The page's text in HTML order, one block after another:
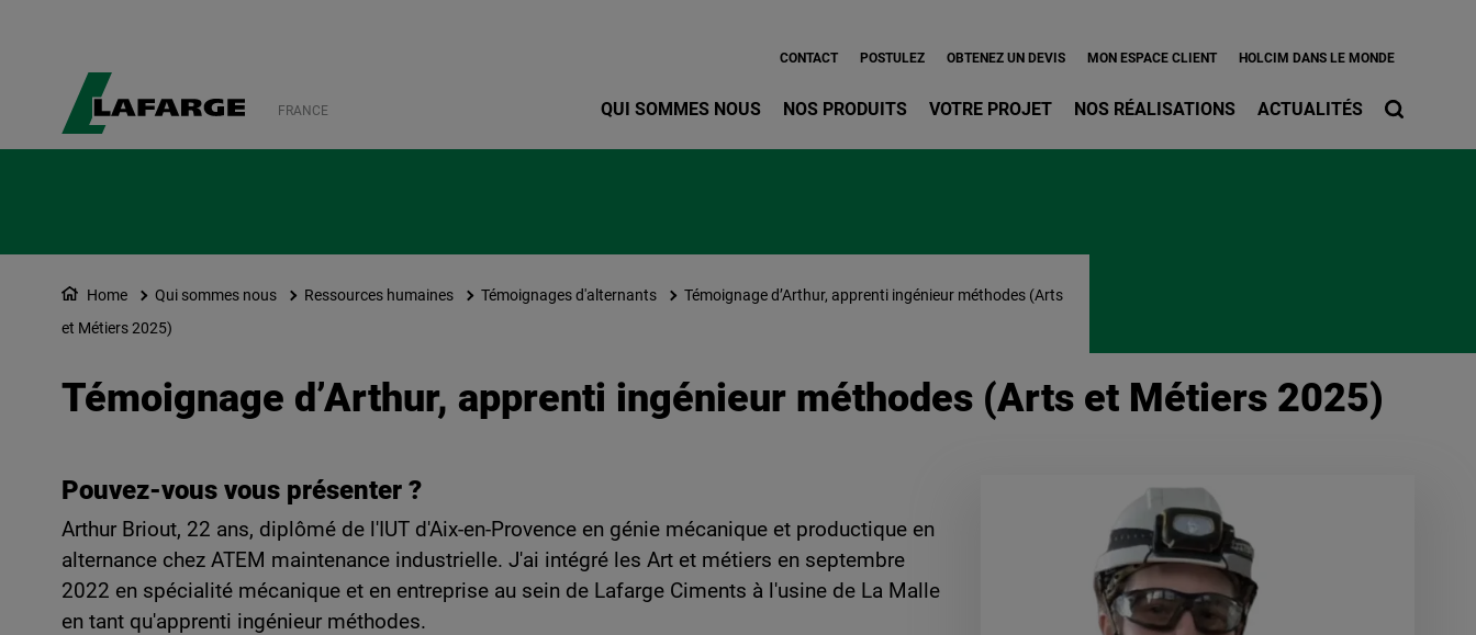
FRANCE
CONTACT POSTULEZ OBTENEZ UN DEVIS MON ESPACE CLIENT HOLCIM DANS LE MONDE
QUI SOMMES NOUS NOS PRODUITS VOTRE PROJET NOS RÉALISATIONS ACTUALITÉS
Home Qui sommes nous Ressources humaines Témoignages d'alternants
Témoignage d’Arthur, apprenti ingénieur méthodes (Arts
et Métiers 2025)
Témoignage d’Arthur, apprenti ingénieur méthodes (Arts et Métiers 2025)
Pouvez-vous vous présenter ?
Arthur Briout, 22 ans, diplômé de l'IUT d'Aix-en-Provence en génie mécanique et productique en
alternance chez ATEM maintenance industrielle. J'ai intégré les Art et métiers en septembre
2022 en spécialité mécanique et en entreprise au sein de Lafarge Ciments à l'usine de La Malle
en tant qu'apprenti ingénieur méthodes.